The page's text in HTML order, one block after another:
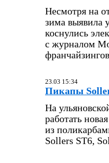
Несмотря на
зима выявила
коснулись
с журналом
23.03 15:34
Пикапы
На
работать
из
Sollers ST6,